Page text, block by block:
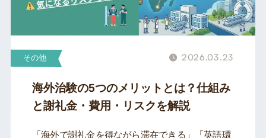
その他 2026.03.23
海外治験の5つのメリットとは？仕組み
と謝礼金・費用・リスクを解説
「海外で謝礼金を得ながら滞在できる」「英語環